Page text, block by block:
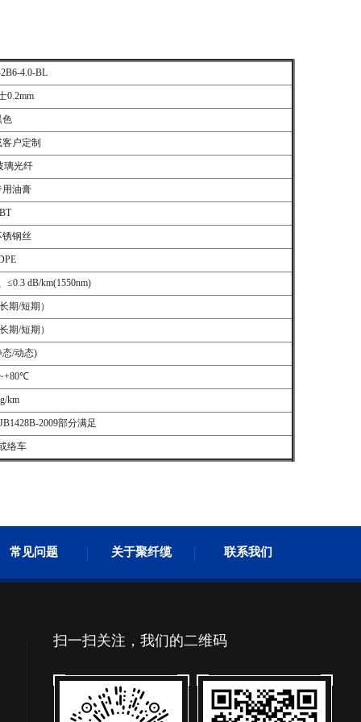
4.0-BL
0.2mm
色
户定制
璃光纤
用油膏
锈钢丝
≤0.3 dB/km(1550nm)
期/短期）
期/短期）
态/动态)
km
2009部分满足
络车
常见问题 关于聚纤缆 联系我们
扫一扫关注，我们的二维码